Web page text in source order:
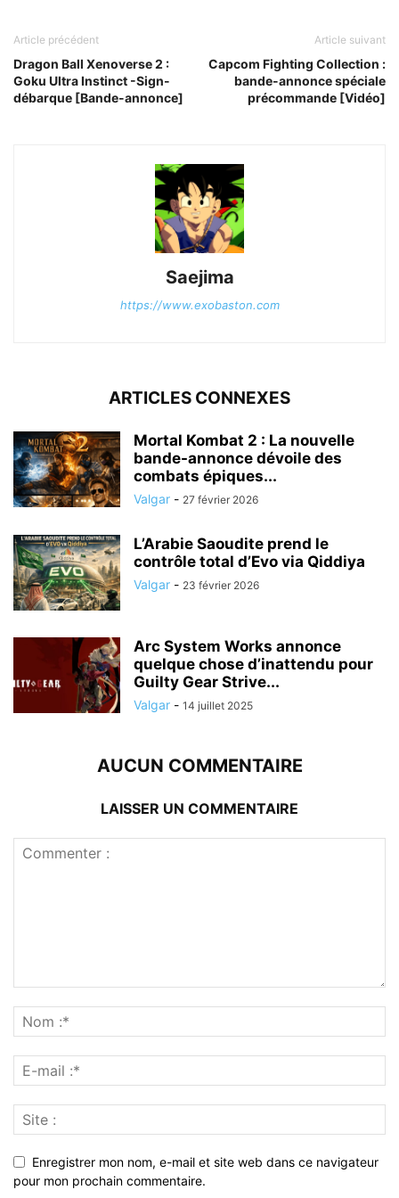
Article précédent
Dragon Ball Xenoverse 2 :
Goku Ultra Instinct -Sign-
débarque [Bande-annonce]
Article suivant
Capcom Fighting Collection :
bande-annonce spéciale
précommande [Vidéo]
Saejima
https://www.exobaston.com
ARTICLES CONNEXES
Mortal Kombat 2 : La nouvelle
bande-annonce dévoile des
combats épiques...
Valgar - 27 février 2026
L’Arabie Saoudite prend le
contrôle total d’Evo via Qiddiya
Valgar - 23 février 2026
Arc System Works annonce
quelque chose d’inattendu pour
Guilty Gear Strive...
Valgar - 14 juillet 2025
AUCUN COMMENTAIRE
LAISSER UN COMMENTAIRE
Enregistrer mon nom, e-mail et site web dans ce navigateur
pour mon prochain commentaire.